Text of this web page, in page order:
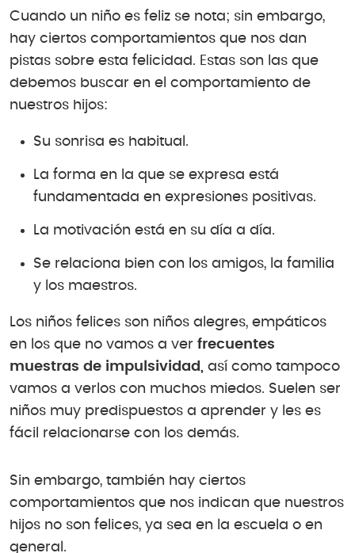
Cuando un niño es feliz se nota; sin embargo,
hay ciertos comportamientos que nos dan
pistas sobre esta felicidad. Estas son las que
debemos buscar en el comportamiento de
nuestros hijos:
Su sonrisa es habitual.
La forma en la que se expresa está
fundamentada en expresiones positivas.
La motivación está en su día a día.
Se relaciona bien con los amigos, la familia
y los maestros.
Los niños felices son niños alegres, empáticos
en los que no vamos a ver frecuentes
muestras de impulsividad, así como tampoco
vamos a verlos con muchos miedos. Suelen ser
niños muy predispuestos a aprender y les es
fácil relacionarse con los demás.
Sin embargo, también hay ciertos
comportamientos que nos indican que nuestros
hijos no son felices, ya sea en la escuela o en
general.